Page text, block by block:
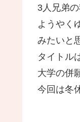
3人兄弟
ようやく
みたいと
タイトル
大学の併
今回は冬